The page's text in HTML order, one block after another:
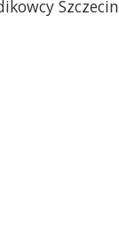
Szczecin